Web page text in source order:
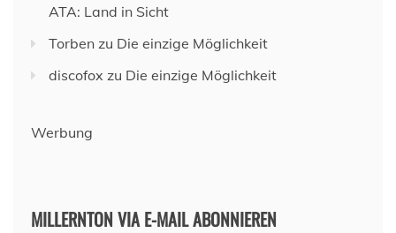
ATA: Land in Sicht
Torben zu Die einzige Möglichkeit
discofox zu Die einzige Möglichkeit
Werbung
MILLERNTON VIA E-MAIL ABONNIEREN